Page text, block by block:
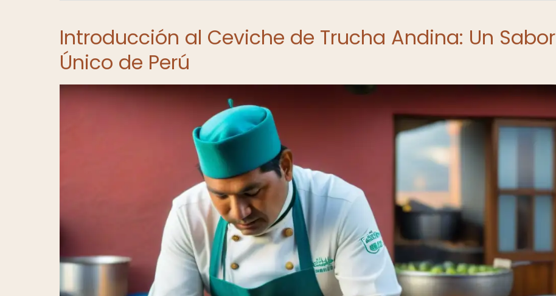
Introducción al Ceviche de Trucha Andina: Un Sabor
Único de Perú